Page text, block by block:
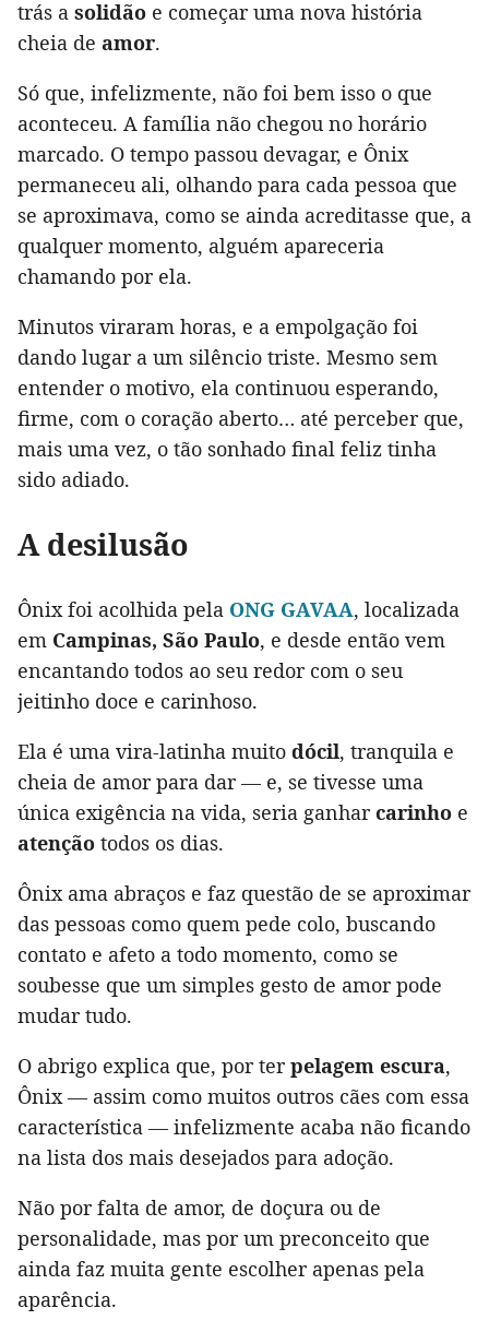
trás a solidão e começar uma nova história
cheia de amor.
Só que, infelizmente, não foi bem isso o que
aconteceu. A família não chegou no horário
marcado. O tempo passou devagar, e Ônix
permaneceu ali, olhando para cada pessoa que
se aproximava, como se ainda acreditasse que, a
qualquer momento, alguém apareceria
chamando por ela.
Minutos viraram horas, e a empolgação foi
dando lugar a um silêncio triste. Mesmo sem
entender o motivo, ela continuou esperando,
firme, com o coração aberto… até perceber que,
mais uma vez, o tão sonhado final feliz tinha
sido adiado.
A desilusão
Ônix foi acolhida pela ONG GAVAA, localizada
em Campinas, São Paulo, e desde então vem
encantando todos ao seu redor com o seu
jeitinho doce e carinhoso.
Ela é uma vira-latinha muito dócil, tranquila e
cheia de amor para dar — e, se tivesse uma
única exigência na vida, seria ganharcarinho e
atenção todos os dias.
Ônix ama abraços e faz questão de se aproximar
das pessoas como quem pede colo, buscando
contato e afeto a todo momento, como se
soubesse que um simples gesto de amor pode
mudar tudo.
O abrigo explica que, por terpelagem escura,
Ônix — assim como muitos outros cães com essa
característica — infelizmente acaba não ficando
na lista dos mais desejados para adoção.
Não por falta de amor, de doçura ou de
personalidade, mas por um preconceito que
ainda faz muita gente escolher apenas pela
aparência.